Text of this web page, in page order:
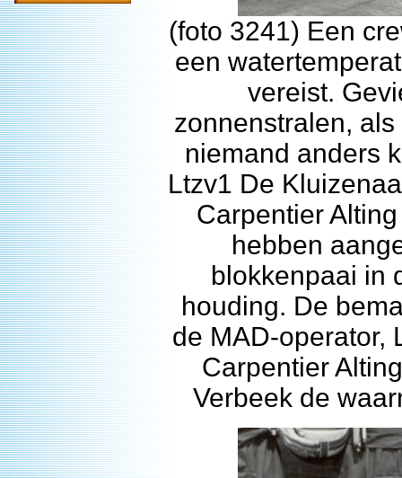
(foto 3241) Een
een
vereist.
zonnenstralen,
niemand anders
Ltzv1 De
Carpentier
hebben
blokkenpaai in
houding. De
de MAD-operator,
Carpentier
Verbeek de